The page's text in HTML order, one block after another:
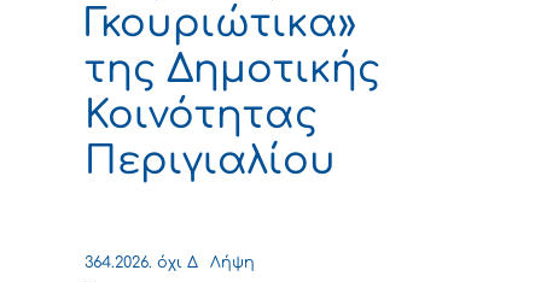
Γκουριώτικα»
της Δημοτικής
Κοινότητας
Περιγιαλίου
364.2026. όχι Δ Λήψη